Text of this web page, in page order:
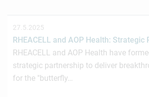
27.5.2025
RHEACELL and AOP Health: Strategic
RHEACELL and AOP Health have
strategic partnership to deliver
for the "butterfly…